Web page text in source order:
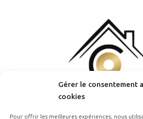
Gérer le consentement
cookies
Pour offrir les meilleures expériences, nous